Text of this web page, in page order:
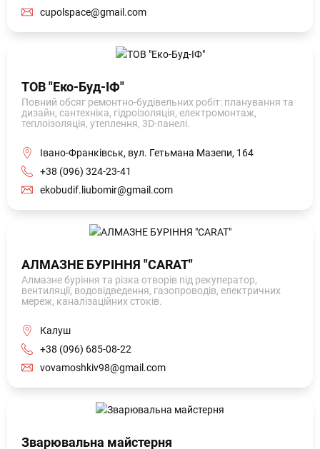
cupolspace@gmail.com
ТОВ "Еко-Буд-ІФ"
Повний обсяг ремонтно-будівельних робіт: планування та
дизайн, сантехніка, гідроізоляція, електромонтаж,
теплоізоляція, утеплення, 3D-панелі.
Івано-Франківськ, вул. Гетьмана Мазепи, 164
+38 (096) 324-23-41
ekobudif.liubomir@gmail.com
АЛМАЗНЕ БУРІННЯ "CARAT"
Алмазне буріння та різка отворів під рекуператор,
вентиляції, водовідведення, газопроводів, електричних
мереж, каналізаційних стоків.
Калуш
+38 (096) 685-08-22
vovamoshkiv98@gmail.com
Зварювальна майстерня